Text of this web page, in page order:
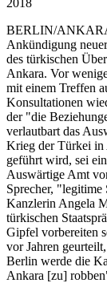
BERLIN/
Ankündigung
des türkischen
Ankara. Vor
mit einem Treffen
Konsultationen
der "die
verlautbart das
Krieg der Türkei in
geführt wird, sei
Auswärtige Amt
Sprecher, "legitime
Kanzlerin Angela
türkischen
Gipfel vorbereiten
vor Jahren
Berlin werde die
Ankara [zu]